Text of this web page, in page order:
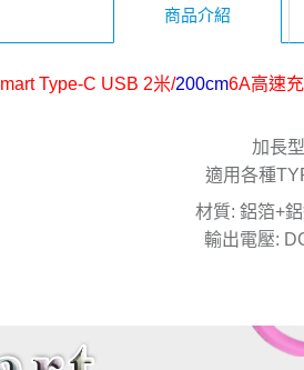
商品介紹
Type-C USB 2米/200cm6A高速
加長
適用各種
材質: 鋁箔+
輸出電壓: